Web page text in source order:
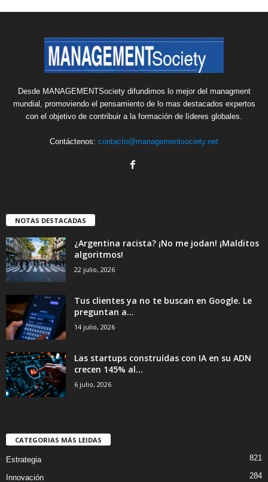
Desde MANAGEMENTSociety difundimos lo mejor del managment
mundial, promoviendo el pensamiento de lo mas destacados expertos
con el objetivo de contribuir a la formación de líderes globales.
Contáctenos: contacto@managementsociety.net
NOTAS DESTACADAS
¿Argentina racista? ¡No me jodan! ¡Malditos
algoritmos!
22 julio, 2026
Tus clientes ya no te buscan en Google. Le
preguntan a...
14 julio, 2026
Las startups construídas con IA en su ADN
crecen 145% al...
6 julio, 2026
CATEGORIAS MÁS LEIDAS
Estrategia 821
Innovación 284